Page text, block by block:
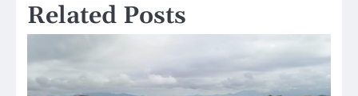
Related Posts